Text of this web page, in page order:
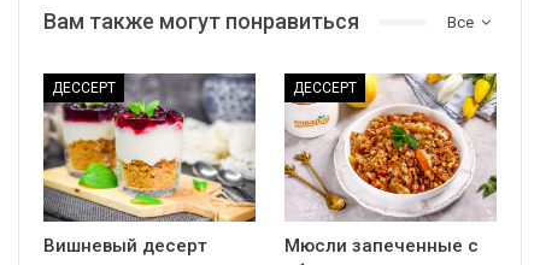
Все
Вам также могут понравиться
ДЕССЕРТ
Вишневый десерт
ДЕССЕРТ
Мюсли запеченные с